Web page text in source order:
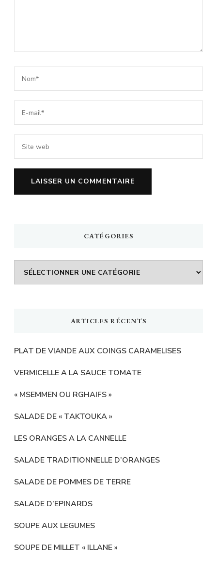
CATÉGORIES
Catégories
ARTICLES RÉCENTS
PLAT DE VIANDE AUX COINGS CARAMELISES
VERMICELLE A LA SAUCE TOMATE
« MSEMMEN OU RGHAIFS »
SALADE DE « TAKTOUKA »
LES ORANGES A LA CANNELLE
SALADE TRADITIONNELLE D’ORANGES
SALADE DE POMMES DE TERRE
SALADE D’EPINARDS
SOUPE AUX LEGUMES
SOUPE DE MILLET « ILLANE »